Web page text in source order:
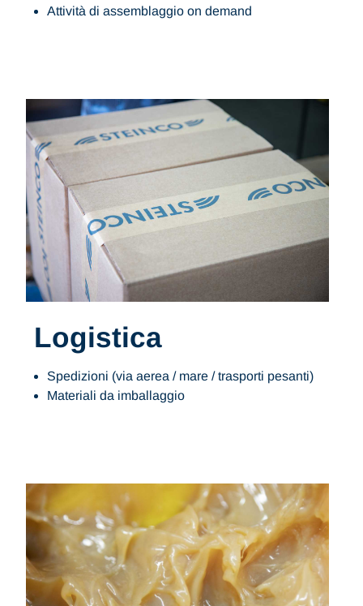
Attività di assemblaggio on demand
Logistica
Spedizioni (via aerea / mare / trasporti pesanti)
Materiali da imballaggio